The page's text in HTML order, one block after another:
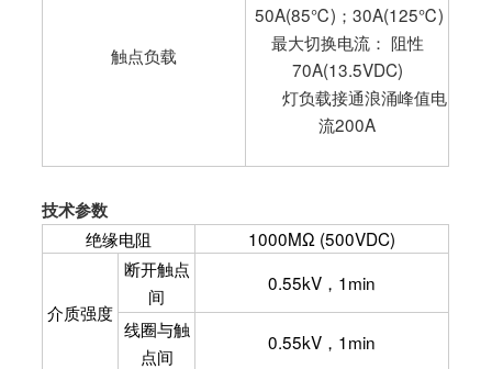
触点负载
50A(85℃)；30A(125℃)
最大切换电流： 阻性
70A(13.5VDC)
灯负载接通浪涌峰值电
流200A
技术参数
绝缘电阻
1000MΩ (500VDC)
介质强度
断开触点
间
0.55kV，1min
线圈与触
点间
0.55kV，1min